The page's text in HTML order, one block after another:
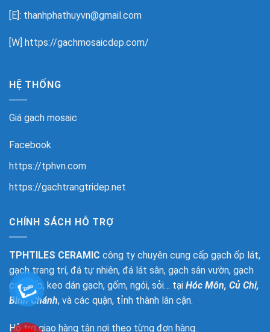
[E]: thanhphathuyvn@gmail.com
[W] https://gachmosaicdep.com/
HỆ THỐNG
Giá gạch mosaic
Facebook
https://tphvn.com
https://gachtrangtridep.net
CHÍNH SÁCH HỖ TRỢ
TPHTILES CERAMIC công ty chuyên cung cấp gạch ốp lát,
gạch trang trí, đá tự nhiên, đá lát sân, gạch sân vườn, gạch
cao cấp, keo dán gạch, gốm, ngói, sỏi… tại Hóc Môn, Củ Chi,
Bình Chánh, và các quận, tỉnh thành lân cận.
Hỗ trợ giao hàng tận nơi theo từng đơn hàng.